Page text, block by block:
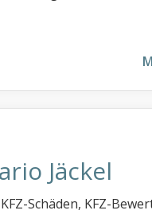
Jäckel
Schäden, KFZ-